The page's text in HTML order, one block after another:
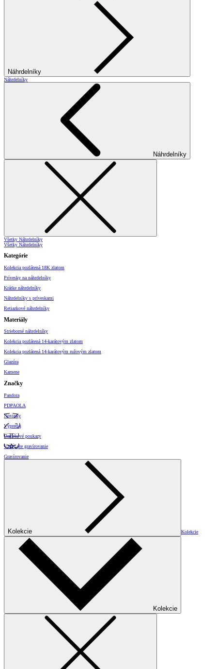
Náhrdelníky
Náhrdelníky
Náhrdelníky
Všetky Náhrdelníky
Všetky Náhrdelníky
Kategórie
Kolekcia pozlátená 18K zlatom
Prívesky na náhrdelníky
Krátke náhrdelníky
Náhrdelníky s príveskami
Retiazkové náhrdelníky
Materiály
Strieborné náhrdelníky
Kolekcia pozlátená 14-karátovým zlatom
Kolekcia pozlátená 14-karátovým ružovým zlatom
Glazúra
Kamene
Značky
Pandora
PDPAOLA
Novinky
Výpredaj
Darčekové poukazy
Vzory pre gravírovanie
Gravírovanie
Kolekcie Kolekcie
Kolekcie